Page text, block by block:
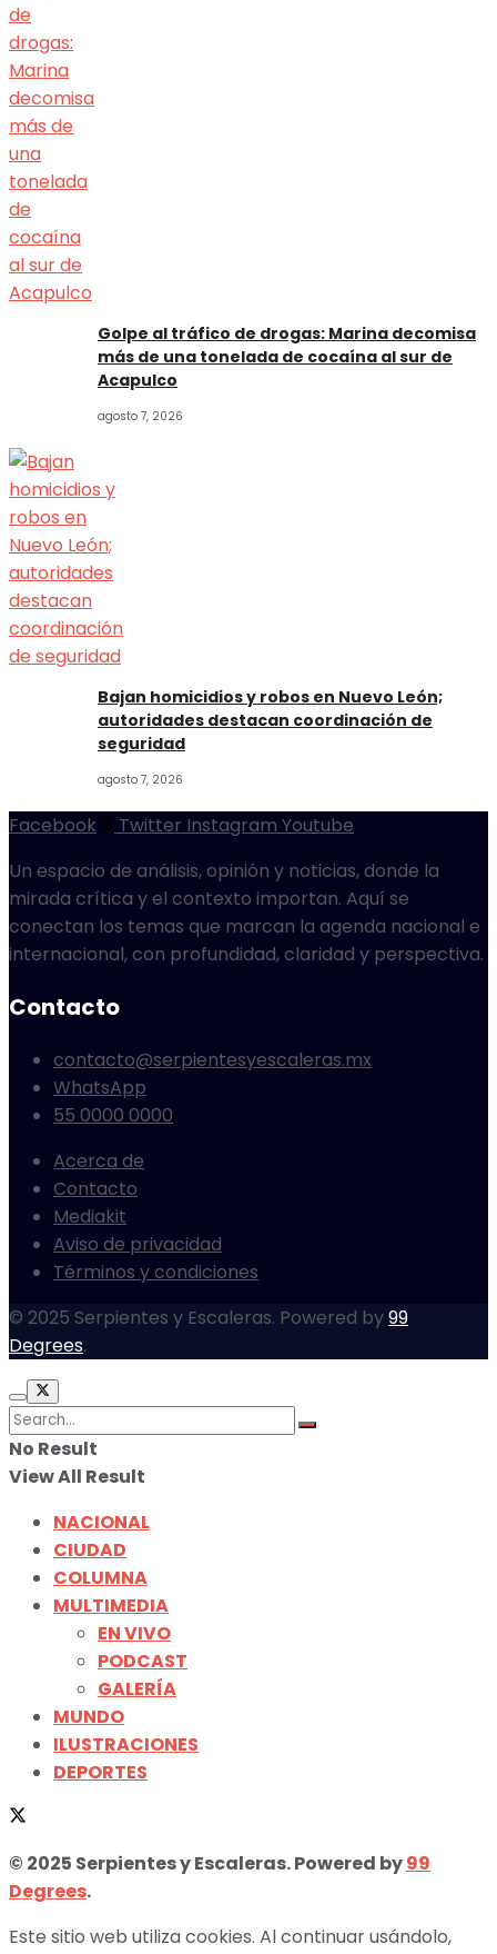
Golpe al tráfico de drogas: Marina decomisa
más de una tonelada de cocaína al sur de
Acapulco
agosto 7, 2026
Bajan homicidios y robos en Nuevo León;
autoridades destacan coordinación de
seguridad
agosto 7, 2026
Facebook Twitter Instagram Youtube
Un espacio de análisis, opinión y noticias, donde la
mirada crítica y el contexto importan. Aquí se
conectan los temas que marcan la agenda nacional e
internacional, con profundidad, claridad y perspectiva.
Contacto
contacto@serpientesyescaleras.mx
WhatsApp
55 0000 0000
Acerca de
Contacto
Mediakit
Aviso de privacidad
Términos y condiciones
© 2025 Serpientes y Escaleras. Powered by99
Degrees.
No Result
View All Result
NACIONAL
CIUDAD
COLUMNA
MULTIMEDIA
EN VIVO
PODCAST
GALERÍA
MUNDO
ILUSTRACIONES
DEPORTES
© 2025 Serpientes y Escaleras. Powered by99
Degrees.
Este sitio web utiliza cookies. Al continuar usándolo,